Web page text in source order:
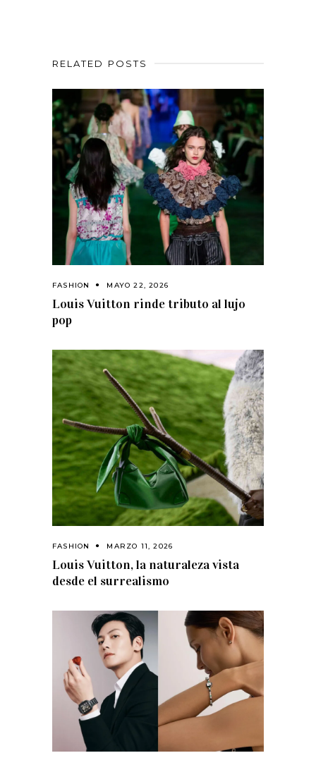
RELATED POSTS
FASHION MAYO 22, 2026
Louis Vuitton rinde tributo al lujo
pop
FASHION MARZO 11, 2026
Louis Vuitton, la naturaleza vista
desde el surrealismo